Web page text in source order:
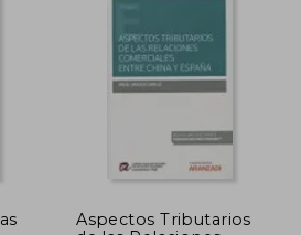
Aspectos Tributarios